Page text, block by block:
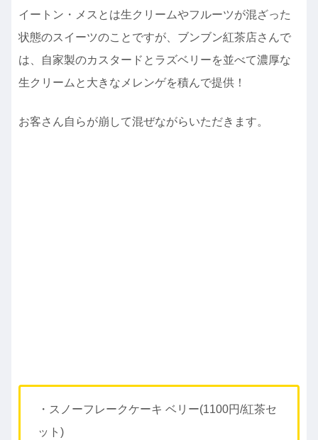
イートン・メスとは生クリームやフルーツが混ざった
状態のスイーツのことですが、ブンブン紅茶店さんで
は、自家製のカスタードとラズベリーを並べて濃厚な
生クリームと大きなメレンゲを積んで提供！
お客さん自らが崩して混ぜながらいただきます。
・スノーフレークケーキ ベリー(1100円/紅茶セ
ット)